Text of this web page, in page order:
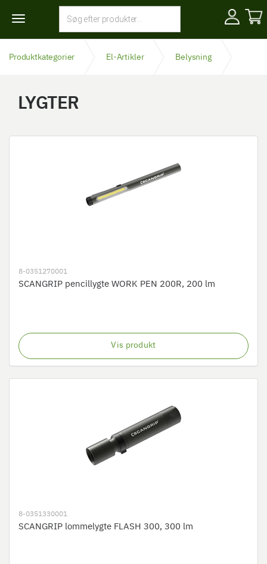
Toggle
navigation
Produktkategorier El-Artikler Belysning
LYGTER
8-0351270001
SCANGRIP pencillygte WORK PEN 200R, 200 lm
Vis produkt
8-0351330001
SCANGRIP lommelygte FLASH 300, 300 lm